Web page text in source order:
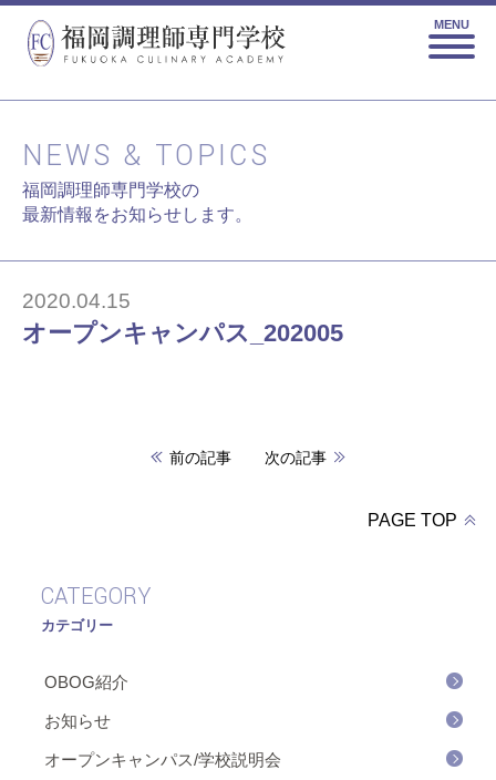
MENU
NEWS & TOPICS
福岡調理師専門学校の
最新情報をお知らせします。
2020.04.15
オープンキャンパス_202005
前の記事 次の記事
PAGE TOP
CATEGORY
カテゴリー
OBOG紹介
お知らせ
オープンキャンパス/学校説明会